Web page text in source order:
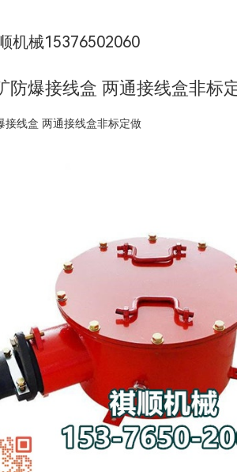
机械15376502060
防爆接线盒 两通接线盒非标
接线盒 两通接线盒非标定做